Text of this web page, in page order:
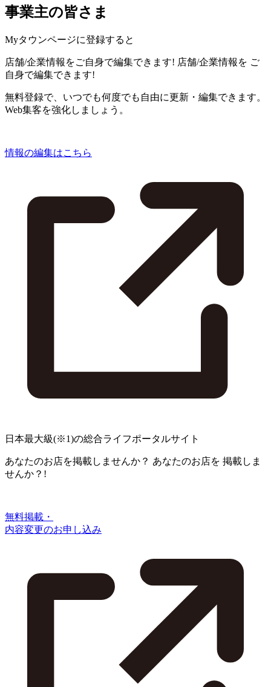
事業主の皆さま
Myタウンページに登録すると
店舗/企業情報をご自身で編集できます! 店舗/企業情報を ご
自身で編集できます!
無料登録で、いつでも何度でも自由に更新・編集できます。
Web集客を強化しましょう。
情報の編集はこちら
日本最大級(※1)の総合ライフポータルサイト
あなたのお店を掲載しませんか？ あなたのお店を 掲載しま
せんか？!
無料掲載・
内容変更のお申し込み